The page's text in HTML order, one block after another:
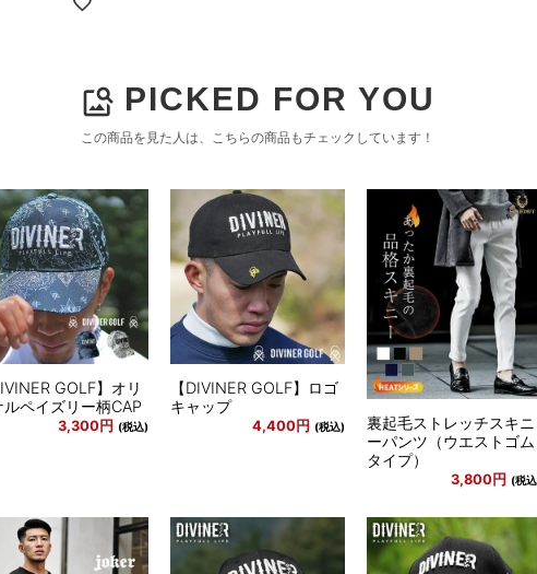
image_search PICKED FOR YOU
この商品を見た人は、こちらの商品もチェックしています！
GOLF】オリ
ルペイズリー柄CAP
3,300円 (税込)
【DIVINER GOLF】ロゴ
キャップ
4,400円 (税込)
裏起毛ストレッチスキニ
ーパンツ（ウエストゴム
タイプ）
3,800円 (税